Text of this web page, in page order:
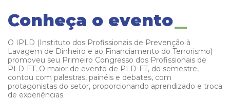
Conheça o evento
O IPLD (Instituto dos Profissionais de Prevenção à
Lavagem de Dinheiro e ao Financiamento do Terrorismo)
promoveu seu Primeiro Congresso dos Profissionais de
PLD-FT. O maior de evento de PLD-FT, do semestre,
contou com palestras, painéis e debates, com
protagonistas do setor, proporcionando aprendizado e troca
de experiências.